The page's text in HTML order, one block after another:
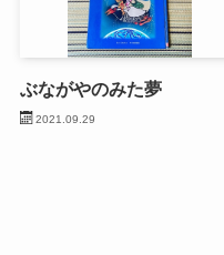
ぶながやのみた夢
2021.09.29